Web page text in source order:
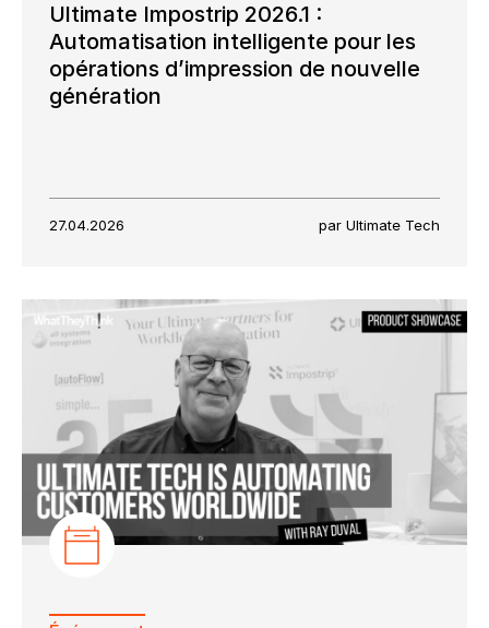
Ultimate Impostrip 2026.1 :
Automatisation intelligente pour les
opérations d’impression de nouvelle
génération
27.04.2026 par Ultimate Tech